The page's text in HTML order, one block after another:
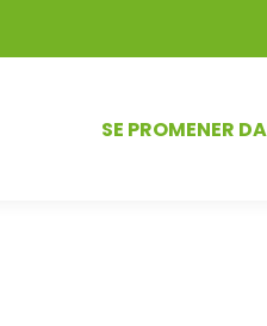
SE PROMENER